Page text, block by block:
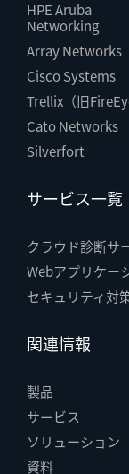
HPE Aruba
Networking
Array Networks
Cisco Systems
Trellix（旧
Cato Networks
Silverfort
サービス一覧
クラウド診断サ
Webアプリケー
セキュリティ対
関連情報
製品
サービス
ソリューション
資料